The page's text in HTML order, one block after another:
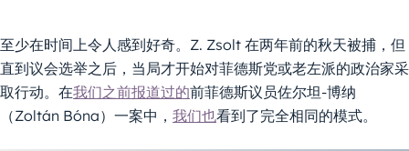
至少在时间上令人感到好奇。Z. Zsolt 在两年前的秋天被捕，但
直到议会选举之后，当局才开始对菲德斯党或老左派的政治家采
取行动。在我们之前报道过的前菲德斯议员佐尔坦-博纳
（Zoltán Bóna）一案中， 我们也看到了完全相同的模式。